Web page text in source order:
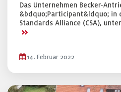
Das Unternehmen Becker-
&bdquo;Participant&ldquo; in
Standards Alliance (CSA),
>>
14. Februar 2022